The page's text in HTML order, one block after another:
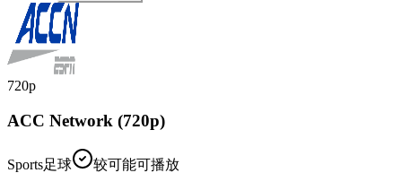
720p
ACC Network (720p)
Sports足球 较可能可播放